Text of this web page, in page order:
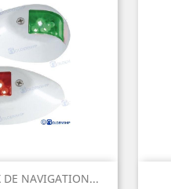
DE NAVIGATION...
rapide